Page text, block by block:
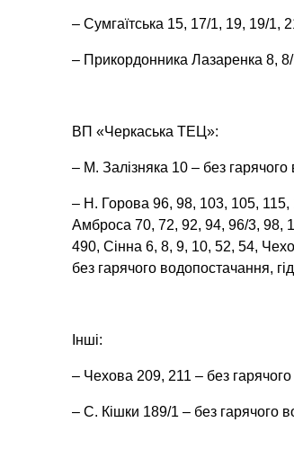
– Сумгаїтська 15, 17/1, 19, 19/1,
– Прикордонника Лазаренка 8,
ВП «Черкаська ТЕЦ»:
– М. Залізняка 10 – без
– Н. Горова 96, 98, 103, 105,
Амброса 70, 72, 92, 94, 96/3, 98,
490, Сінна 6, 8, 9, 10, 52, 54,
без гарячого водопостачання,
Інші:
– Чехова 209, 211 – без
– С. Кішки 189/1 – без гарячого